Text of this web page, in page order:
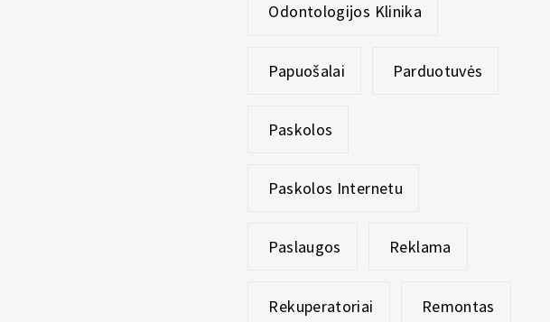
Odontologijos Klinika
Papuošalai Parduotuvės
Paskolos
Paskolos Internetu
Paslaugos Reklama
Rekuperatoriai Remontas